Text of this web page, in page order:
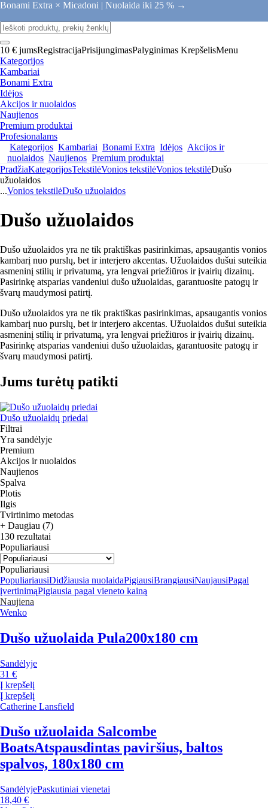
Bonami Extra × Micadoni | Nuolaida iki 25 % →
10 € jumsRegistracijaPrisijungimasPalyginimas KrepšelisMenu
Kategorijos
Kambariai
Bonami Extra
Idėjos
Akcijos ir nuolaidos
Naujienos
Premium produktai
Profesionalams
Kategorijos Kambariai Bonami Extra Idėjos Akcijos ir
nuolaidos Naujienos Premium produktai
PradžiaKategorijosTekstilėVonios tekstilėVonios tekstilėDušo
užuolaidos
...Vonios tekstilėDušo užuolaidos
Dušo užuolaidos
Dušo užuolaidos yra ne tik praktiškas pasirinkimas, apsaugantis vonios
kambarį nuo purslų, bet ir interjero akcentas. Užuolaidos dušui suteikia
asmeninį stilių ir privatumą, yra lengvai priežiūros ir įvairių dizainų.
Pasirinkę atsparias vandeniui dušo užuolaidas, garantuosite patogų ir
švarų maudymosi patirtį.
Dušo užuolaidos yra ne tik praktiškas pasirinkimas, apsaugantis vonios
kambarį nuo purslų, bet ir interjero akcentas. Užuolaidos dušui suteikia
asmeninį stilių ir privatumą, yra lengvai priežiūros ir įvairių dizainų.
Pasirinkę atsparias vandeniui dušo užuolaidas, garantuosite patogų ir
švarų maudymosi patirtį.
Jums turėtų patikti
Dušo užuolaidų priedai
Filtrai
Yra sandėlyje
Premium
Akcijos ir nuolaidos
Naujienos
Spalva
Plotis
Ilgis
Tvirtinimo metodas
+ Daugiau (7)
130 rezultatai
Populiariausi
Populiariausi
PopuliariausiDidžiausia nuolaidaPigiausiBrangiausiNaujausiPagal
įvertinimąPigiausia pagal vieneto kainą
Naujiena
Wenko
Dušo užuolaida Pula200x180 cm
Sandėlyje
31 €
Į krepšelį
Į krepšelį
Catherine Lansfield
Dušo užuolaida Salcombe
BoatsAtspausdintas paviršius, baltos
spalvos, 180x180 cm
SandėlyjePaskutiniai vienetai
18,40 €